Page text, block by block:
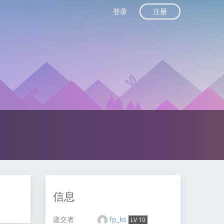
登录 注册
信息
递交者 fp_ks LV 10